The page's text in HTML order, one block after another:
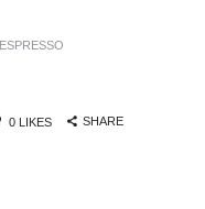
ESPRESSO
0LIKES SHARE